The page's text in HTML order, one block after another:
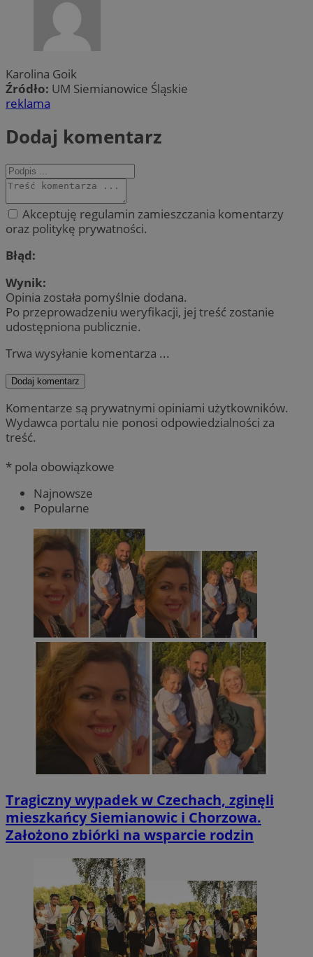
Karolina Goik
Źródło: UM Siemianowice Śląskie
reklama
Dodaj komentarz
Akceptuję regulamin zamieszczania komentarzy
oraz politykę prywatności.
Błąd:
Wynik:
Opinia została pomyślnie dodana.
Po przeprowadzeniu weryfikacji, jej treść zostanie
udostępniona publicznie.
Trwa wysyłanie komentarza ...
Dodaj komentarz
Komentarze są prywatnymi opiniami użytkowników.
Wydawca portalu nie ponosi odpowiedzialności za
treść.
* pola obowiązkowe
Najnowsze
Popularne
Tragiczny wypadek w Czechach, zginęli
mieszkańcy Siemianowic i Chorzowa.
Założono zbiórki na wsparcie rodzin